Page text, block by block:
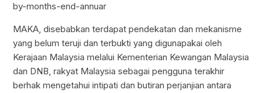
by-months-end-annuar
MAKA, disebabkan terdapat pendekatan dan mekanisme
yang belum teruji dan terbukti yang digunapakai oleh
Kerajaan Malaysia melalui Kementerian Kewangan Malaysia
dan DNB, rakyat Malaysia sebagai pengguna terakhir
berhak mengetahui intipati dan butiran perjanjian antara